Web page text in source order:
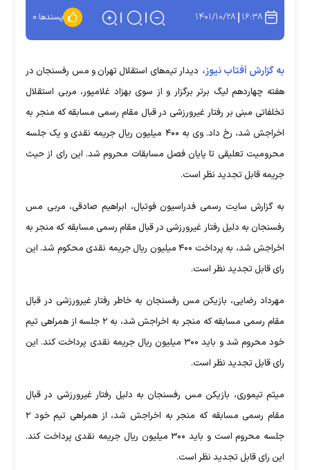
۱۶:۳۸ ۱۴۰۱/۱۰/۲۸ پسندها:۰
به گزارش آفتاب نیوز، دیدار تیم‍‌های استقلال تهران و مس رفسنجان در
هفته چهاردهم لیگ برتر برگزار و از سوی بهزاد غلامپور، مربی استقلال
تخلفاتی مبنی بر رفتار غیرورزشی در قبال مقام رسمی مسابقه که منجر به
اخراجش شد، رخ داد. وی به ۴۰۰ میلیون ریال جریمه نقدی و یک جلسه
محرومیت تعلیقی تا پایان فصل مسابقات محروم شد. این رای از حیث
جریمه قابل تجدید نظر است.
به گزارش سایت رسمی فدراسیون فوتبال، ابراهیم صادقی، مربی مس
رفسنجان به دلیل رفتار غیرورزشی در قبال مقام رسمی مسابقه که منجر به
اخراجش شد، به پرداخت ۴۰۰ میلیون ریال جریمه نقدی محکوم شد. این
رای قابل تجدید نظر است.
مهرداد رضایی، بازیکن مس رفسنجان به خاطر رفتار غیرورزشی در قبال
مقام رسمی مسابقه که منجر به اخراجش شد، به ۲ جلسه از همراهی تیم
خود محروم شد و باید ۳۰۰ میلیون ریال جریمه نقدی پرداخت کند. این
رای قابل تجدید نظر است.
میثم تیموری، بازیکن مس رفسنجان به دلیل رفتار غیرورزشی در قبال
مقام رسمی مسابقه که منجر به اخراجش شد، از همراهی تیم خود ۲
جلسه محروم است و باید ۳۰۰ میلیون ریال جریمه نقدی پرداخت کند.
این رای قابل تجدید نظر است.